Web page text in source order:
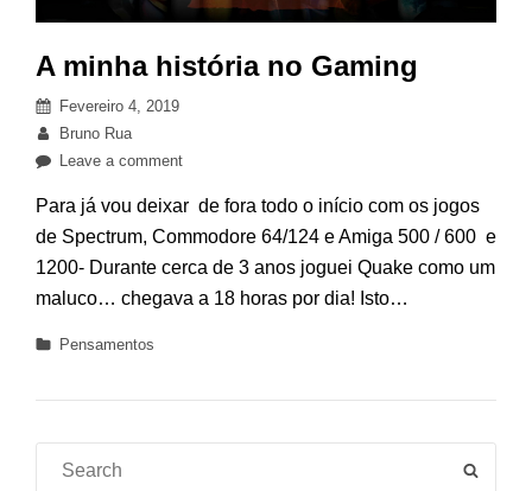
A minha história no Gaming
Posted
on
Fevereiro 4, 2019
By
Bruno Rua
Leave a commenton
minha
história
no
Gaming
Para já vou deixar de fora todo o início com os jogos
de Spectrum, Commodore 64/124 e Amiga 500 / 600 e
1200- Durante cerca de 3 anos joguei Quake como um
maluco… chegava a 18 horas por dia! Isto…
Categories
Pensamentos